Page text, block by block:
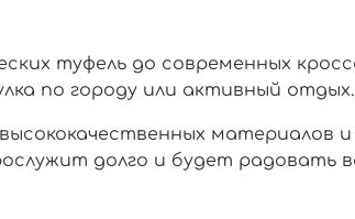
туфель до современных
по городу или активный отдых.
материалов
долго и будет радовать